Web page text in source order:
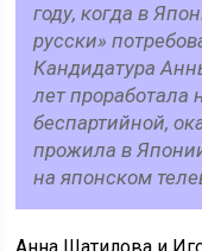
году, когда в
русски»
Кандидатура
лет проработала
беспартийной,
прожила в
на японском